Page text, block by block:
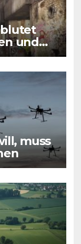
und
muss